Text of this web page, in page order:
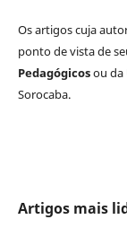
Os artigos cuja
ponto de vista de
Pedagógicosou da
Sorocaba.
Artigos mais